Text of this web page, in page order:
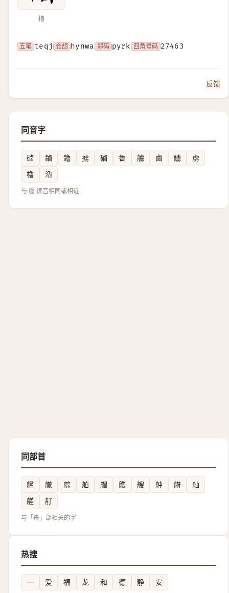
櫓
五笔 teqj 仓颉 hynwa 郑码 pyrk 四角号码 27463
反馈
同音字
硵 鏀 鑥 掳 磠 鲁 艣 鹵 䲐
虏
櫓
瀂
与 艪 读音相同或相近
同部首
艦 䒆 䑸 舶 艒 䑾 艘 舯 䒀
舢
艖
䑠
与「舟」部相关的字
热搜
一 爱 福 龙 和 德 静 安